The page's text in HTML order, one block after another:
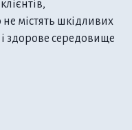
містять шкідливих
здорове середовище